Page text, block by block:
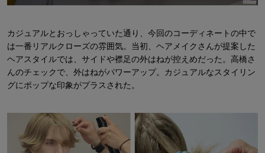
カジュアルとおっしゃっていた通り、今回のコーディネートの中で
は一番リアルクローズの雰囲気。当初、ヘアメイクさんが提案した
ヘアスタイルでは、サイドや襟足の外はねが控えめだった。高橋さ
んのチェックで、外はねがパワーアップ。カジュアルなスタイリン
グにポップな印象がプラスされた。